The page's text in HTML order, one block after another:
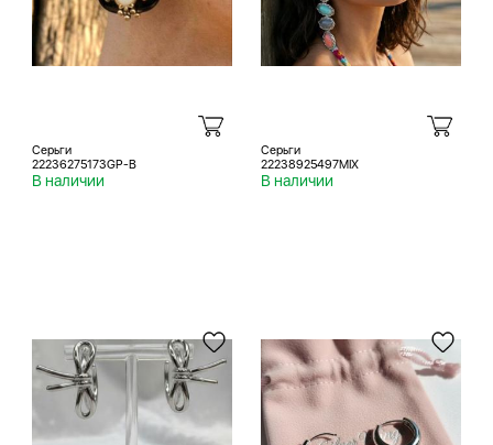
Серьги
22236275173GP-B
В наличии
Серьги
22238925497MIX
В наличии